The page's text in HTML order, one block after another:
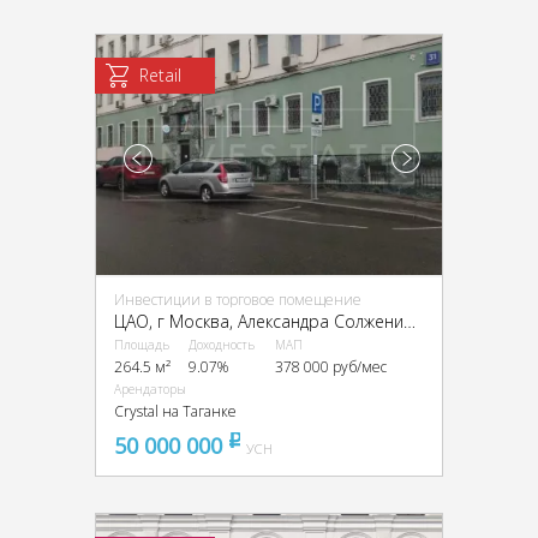
Retail
Инвестиции в торговое помещение
Площадь
264.5 м²
Доходность
9.07%
МАП
378 000 руб/мес
Арендаторы
Crystal на Таганке
50 000 000 pуб
УСН